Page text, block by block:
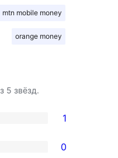
mtn mobile money
orange money
5 звёзд.
1
0